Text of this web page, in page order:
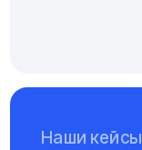
Наши кейсы